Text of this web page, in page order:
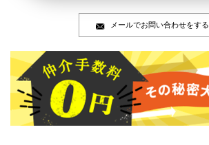
メールでお問い合わせをする